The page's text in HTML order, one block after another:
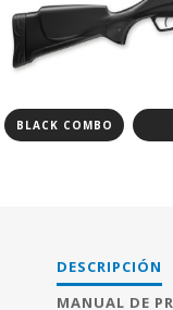
BLACK COMBO
DESCRIPCIÓN
MANUAL DE